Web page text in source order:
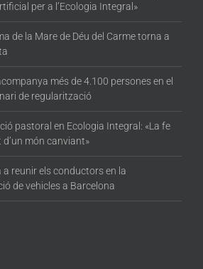
per a l’Ecologia Integral»
de la Mare de Déu del Carme torna a
més de 4.100 persones en el
de regularització
pastoral en Ecologia Integral: «La fe
d’un món canviant»
reunir els conductors en la
de vehicles a Barcelona